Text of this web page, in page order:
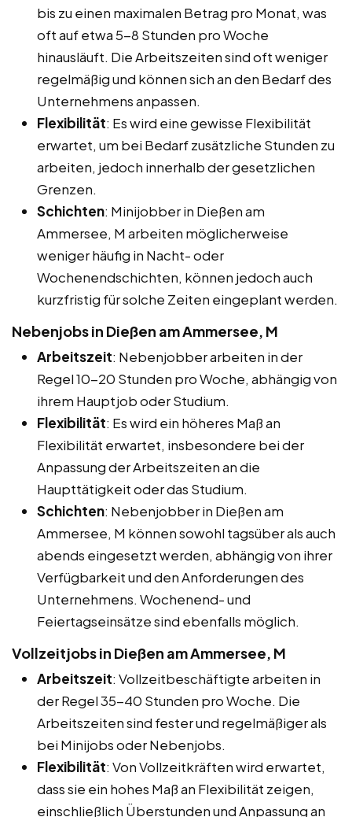
bis zu einen maximalen Betrag pro Monat, was
oft auf etwa 5-8 Stunden pro Woche
hinausläuft. Die Arbeitszeiten sind oft weniger
regelmäßig und können sich an den Bedarf des
Unternehmens anpassen.
Flexibilität: Es wird eine gewisse Flexibilität
erwartet, um bei Bedarf zusätzliche Stunden zu
arbeiten, jedoch innerhalb der gesetzlichen
Grenzen.
Schichten: Minijobber in Dießen am
Ammersee, M arbeiten möglicherweise
weniger häufig in Nacht- oder
Wochenendschichten, können jedoch auch
kurzfristig für solche Zeiten eingeplant werden.
Nebenjobs in Dießen am Ammersee, M
Arbeitszeit: Nebenjobber arbeiten in der
Regel 10-20 Stunden pro Woche, abhängig von
ihrem Hauptjob oder Studium.
Flexibilität: Es wird ein höheres Maß an
Flexibilität erwartet, insbesondere bei der
Anpassung der Arbeitszeiten an die
Haupttätigkeit oder das Studium.
Schichten: Nebenjobber in Dießen am
Ammersee, M können sowohl tagsüber als auch
abends eingesetzt werden, abhängig von ihrer
Verfügbarkeit und den Anforderungen des
Unternehmens. Wochenend- und
Feiertagseinsätze sind ebenfalls möglich.
Vollzeitjobs in Dießen am Ammersee, M
Arbeitszeit: Vollzeitbeschäftigte arbeiten in
der Regel 35-40 Stunden pro Woche. Die
Arbeitszeiten sind fester und regelmäßiger als
bei Minijobs oder Nebenjobs.
Flexibilität: Von Vollzeitkräften wird erwartet,
dass sie ein hohes Maß an Flexibilität zeigen,
einschließlich Überstunden und Anpassung an